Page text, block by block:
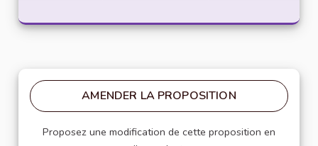
AMENDER LA PROPOSITION
Proposez une modification de cette proposition en